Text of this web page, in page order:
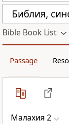
Библия,
Bible Book List
Passage
Малахия 2